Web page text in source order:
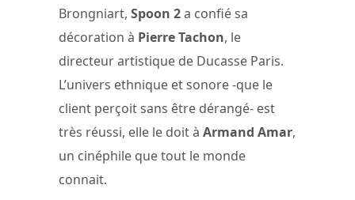
Brongniart, Spoon 2a confié sa
décoration à Pierre Tachon, le
directeur artistique de Ducasse Paris.
L’univers ethnique et sonore -que le
client perçoit sans être dérangé- est
très réussi, elle le doit à Armand Amar,
un cinéphile que tout le monde
connait.